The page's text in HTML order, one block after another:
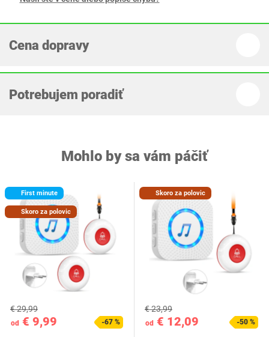
Cena dopravy
Potrebujem poradiť
Mohlo by sa vám páčiť
First minute
Skoro za polovic
od € 9,99
€ 29,99
-67 %
Skoro za polovic
od € 12,09
€ 23,99
-50 %